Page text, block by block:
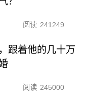
阅读 241249
跟着他的几十万
阅读 245000